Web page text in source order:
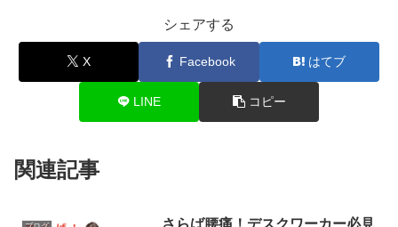
シェアする
X Facebook はてブ
LINE コピー
関連記事
さらば腰痛！デスクワーカー必見